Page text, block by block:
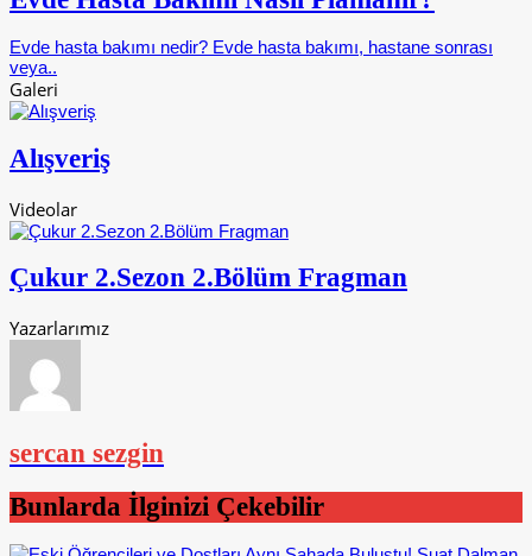
Evde hasta bakımı nedir? Evde hasta bakımı, hastane sonrası
veya..
Galeri
Alışveriş
Videolar
Çukur 2.Sezon 2.Bölüm Fragman
Yazarlarımız
sercan sezgin
Bunlarda İlginizi Çekebilir